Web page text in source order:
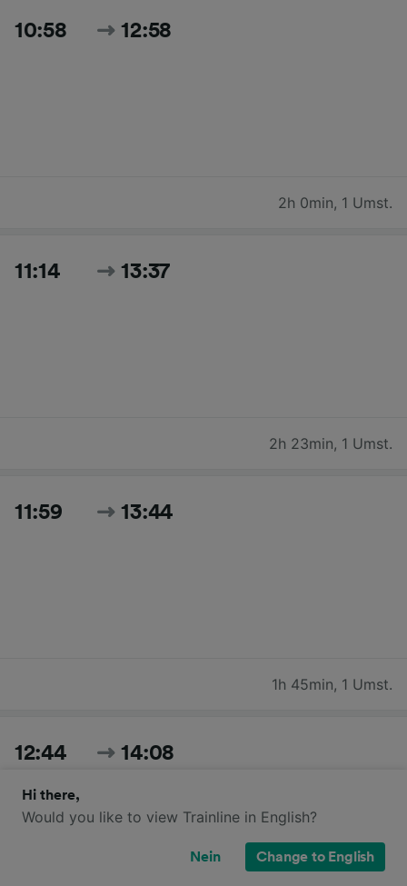
10:58 12:58
2h 0min, 1 Umst.
11:14 13:37
2h 23min, 1 Umst.
11:59 13:44
1h 45min, 1 Umst.
12:44 14:08
Hi there,
Would you like to view Trainline in English?
Nein Change to English